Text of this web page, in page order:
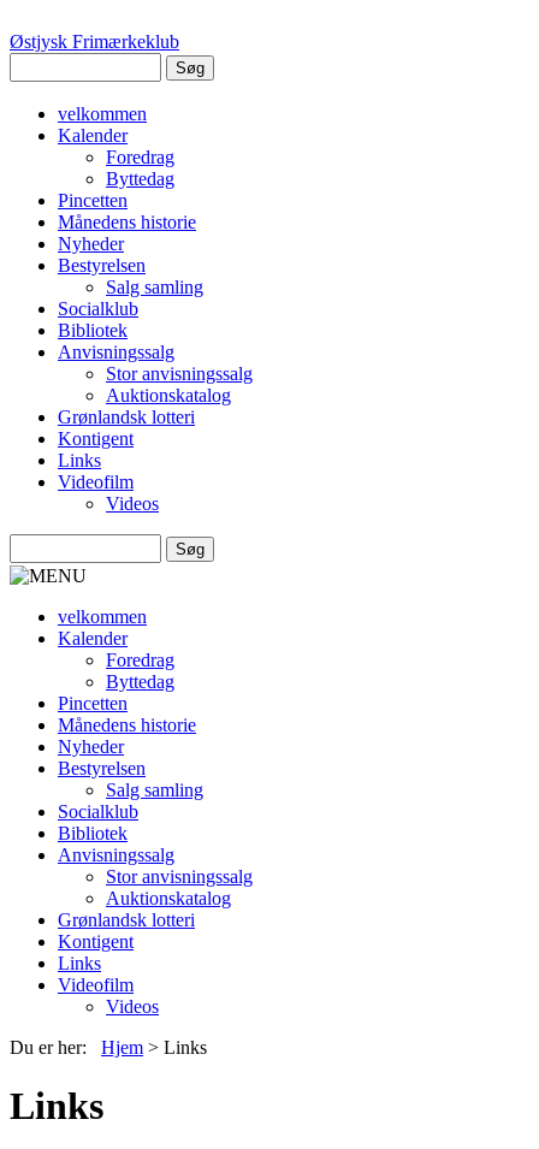
Østjysk Frimærkeklub
velkommen
Kalender
Foredrag
Byttedag
Pincetten
Månedens historie
Nyheder
Bestyrelsen
Salg samling
Socialklub
Bibliotek
Anvisningssalg
Stor anvisningssalg
Auktionskatalog
Grønlandsk lotteri
Kontigent
Links
Videofilm
Videos
velkommen
Kalender
Foredrag
Byttedag
Pincetten
Månedens historie
Nyheder
Bestyrelsen
Salg samling
Socialklub
Bibliotek
Anvisningssalg
Stor anvisningssalg
Auktionskatalog
Grønlandsk lotteri
Kontigent
Links
Videofilm
Videos
Du er her: Hjem > Links
Links